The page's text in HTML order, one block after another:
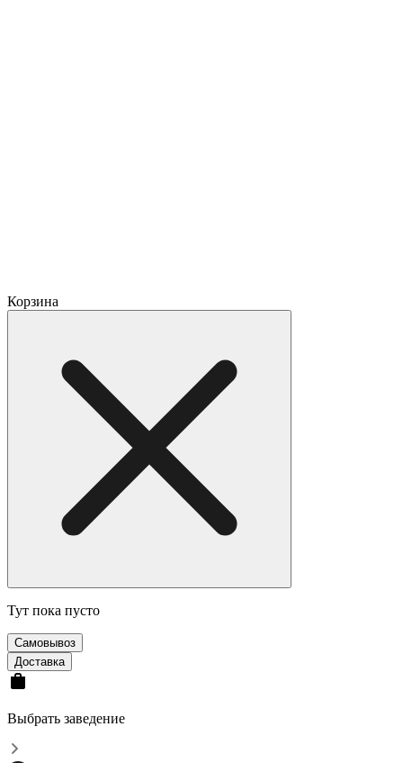
Корзина
Тут пока пусто
Cамовывоз
Доставка
Выбрать заведение